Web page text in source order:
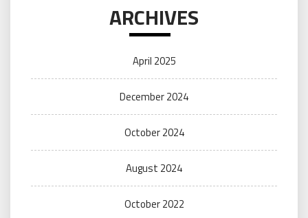
ARCHIVES
April 2025
December 2024
October 2024
August 2024
October 2022